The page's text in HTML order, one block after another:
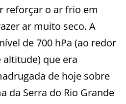
reforçar o ar frio em
ar muito seco. A
de 700 hPa (ao redor
que era
de hoje sobre
da Serra do Rio Grande